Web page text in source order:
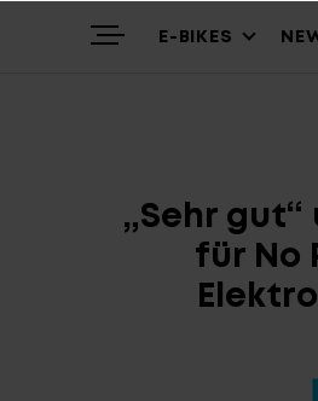
Über uns
E-BIKES
Trekking
Alle
„Sehr gut“
für No